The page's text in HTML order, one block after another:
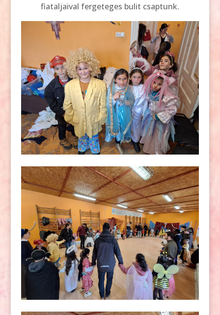
fiataljaival fergeteges bulit csaptunk.